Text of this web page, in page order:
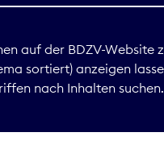
auf der BDZV-Website
sortiert) anzeigen
nach Inhalten suchen.